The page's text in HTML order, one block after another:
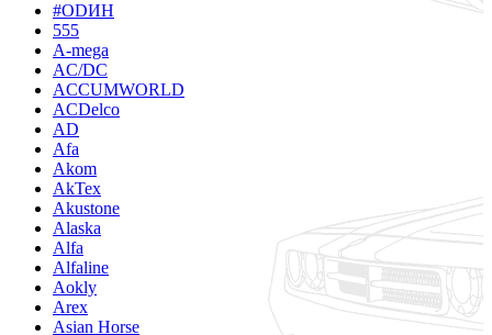
#ODИН
555
A-mega
AC/DC
ACCUMWORLD
ACDelco
AD
Afa
Akom
AkTex
Akustone
Alaska
Alfa
Alfaline
Aokly
Arex
Asian Horse